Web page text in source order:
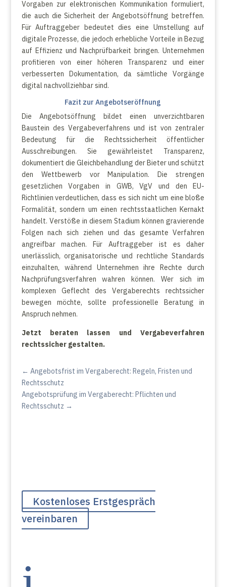
Vorgaben zur elektronischen Kommunikation formuliert,
die auch die Sicherheit der Angebotsöffnung betreffen.
Für Auftraggeber bedeutet dies eine Umstellung auf
digitale Prozesse, die jedoch erhebliche Vorteile in Bezug
auf Effizienz und Nachprüfbarkeit bringen. Unternehmen
profitieren von einer höheren Transparenz und einer
verbesserten Dokumentation, da sämtliche Vorgänge
digital nachvollziehbar sind.
Fazit zur Angebotseröffnung
Die Angebotsöffnung bildet einen unverzichtbaren
Baustein des Vergabeverfahrens und ist von zentraler
Bedeutung für die Rechtssicherheit öffentlicher
Ausschreibungen. Sie gewährleistet Transparenz,
dokumentiert die Gleichbehandlung der Bieter und schützt
den Wettbewerb vor Manipulation. Die strengen
gesetzlichen Vorgaben in GWB, VgV und den EU-
Richtlinien verdeutlichen, dass es sich nicht um eine bloße
Formalität, sondern um einen rechtsstaatlichen Kernakt
handelt. Verstöße in diesem Stadium können gravierende
Folgen nach sich ziehen und das gesamte Verfahren
angreifbar machen. Für Auftraggeber ist es daher
unerlässlich, organisatorische und rechtliche Standards
einzuhalten, während Unternehmen ihre Rechte durch
Nachprüfungsverfahren wahren können. Wer sich im
komplexen Geflecht des Vergaberechts rechtssicher
bewegen möchte, sollte professionelle Beratung in
Anspruch nehmen.
Jetzt beraten lassen und Vergabeverfahren
rechtssicher gestalten.
← Angebotsfrist im Vergaberecht: Regeln, Fristen und
Rechtsschutz
Angebotsprüfung im Vergaberecht: Pflichten und
Rechtsschutz →
Kostenloses Erstgespräch
vereinbaren